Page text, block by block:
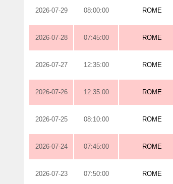
2026-07-29 08:00:00 ROME
2026-07-28 07:45:00 ROME
2026-07-27 12:35:00 ROME
2026-07-26 12:35:00 ROME
2026-07-25 08:10:00 ROME
2026-07-24 07:45:00 ROME
2026-07-23 07:50:00 ROME